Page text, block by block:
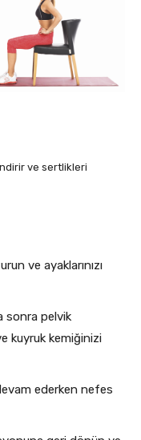
ve sertlikleri
ve ayaklarınızı
sonra pelvik
kuyruk kemiğinizi
ederken nefes